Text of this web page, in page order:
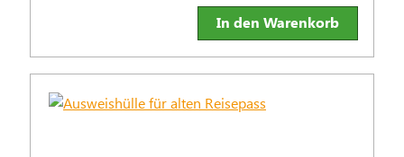
In den Warenkorb